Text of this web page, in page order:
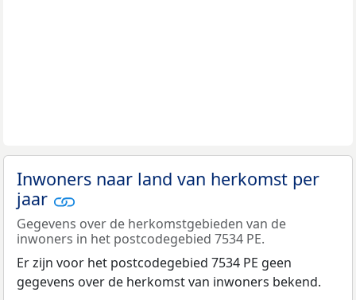
Inwoners naar land van herkomst per
jaar
Gegevens over de herkomstgebieden van de
inwoners in het postcodegebied 7534 PE.
Er zijn voor het postcodegebied 7534 PE geen
gegevens over de herkomst van inwoners bekend.